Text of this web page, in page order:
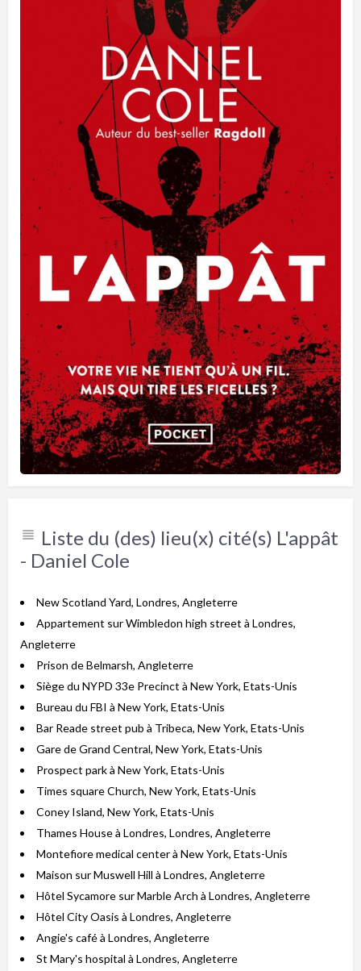
Liste du (des) lieu(x) cité(s) L'appât
- Daniel Cole
New Scotland Yard, Londres, Angleterre
Appartement sur Wimbledon high street à Londres,
Angleterre
Prison de Belmarsh, Angleterre
Siège du NYPD 33e Precinct à New York, Etats-Unis
Bureau du FBI à New York, Etats-Unis
Bar Reade street pub à Tribeca, New York, Etats-Unis
Gare de Grand Central, New York, Etats-Unis
Prospect park à New York, Etats-Unis
Times square Church, New York, Etats-Unis
Coney Island, New York, Etats-Unis
Thames House à Londres, Londres, Angleterre
Montefiore medical center à New York, Etats-Unis
Maison sur Muswell Hill à Londres, Angleterre
Hôtel Sycamore sur Marble Arch à Londres, Angleterre
Hôtel City Oasis à Londres, Angleterre
Angie's café à Londres, Angleterre
St Mary's hospital à Londres, Angleterre